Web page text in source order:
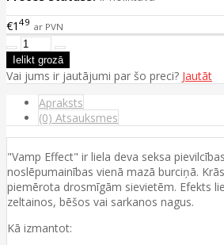
€1 49 ar PVN
Vai jums ir jautājumi par šo preci? Jautāt
Apraksts
(0) Atsauksmes
"Vamp Effect" ir liela deva seksa
noslēpumainības vienā mazā burciņā.
piemērota drosmīgām sievietēm. Efekts
zeltainos, bēšos vai sarkanos nagus.
Kā izmantot: